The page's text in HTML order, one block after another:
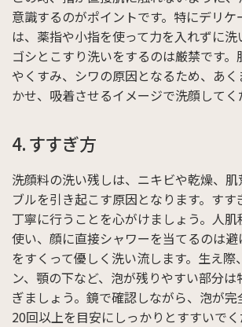
意識するのがポイントです。特にデリ
は、薬指や小指を使って力を入れずに
ゴシとこすり洗いをするのは厳禁です。
やくすみ、シワの原因となるため、あ
かせ、吸着させるイメージで洗顔してく
4. すすぎ方
洗顔料の洗い残しは、ニキビや乾燥、
ブルを引き起こす原因となります。す
丁寧に行うことを心がけましょう。人
使い、顔に直接シャワーを当てるのは
をすくって優しく洗い流します。生え際
ン、顎の下など、泡が残りやすい部分
ぎましょう。鏡で確認しながら、泡が完
20回以上を目安にしっかりとすすいでく